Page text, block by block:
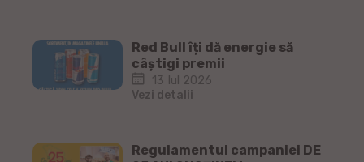
Red Bull îți dă energie să
câștigi premii
13 Iul 2026
Vezi detalii
Regulamentul campaniei DE